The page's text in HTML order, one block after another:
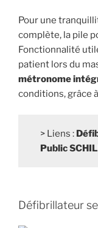
Pour une
complète, la pile
Fonctionnalité
patient lors du
métronome
conditions, grâce
> Liens :
Public
Défibrillateur